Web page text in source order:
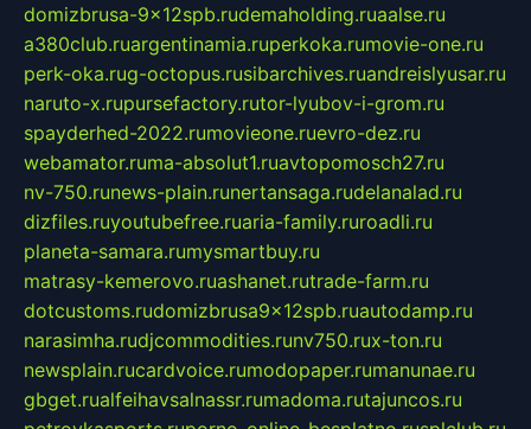
domizbrusa-9x12spb.rudemaholding.ruaalse.ru
a380club.ruargentinamia.ruperkoka.rumovie-one.ru
perk-oka.rug-octopus.rusibarchives.ruandreislyusar.ru
naruto-x.rupursefactory.rutor-lyubov-i-grom.ru
spayderhed-2022.rumovieone.ruevro-dez.ru
webamator.ruma-absolut1.ruavtopomosch27.ru
nv-750.runews-plain.runertansaga.rudelanalad.ru
dizfiles.ruyoutubefree.ruaria-family.ruroadli.ru
planeta-samara.rumysmartbuy.ru
matrasy-kemerovo.ruashanet.rutrade-farm.ru
dotcustoms.rudomizbrusa9x12spb.ruautodamp.ru
narasimha.rudjcommodities.runv750.rux-ton.ru
newsplain.rucardvoice.rumodopaper.rumanunae.ru
gbget.rualfeihavsalnassr.rumadoma.rutajuncos.ru